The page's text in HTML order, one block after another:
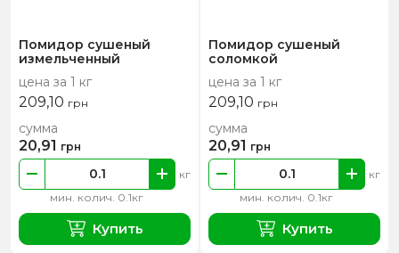
Помидор сушеный
измельченный
цена за 1 кг
209,10 грн
мин. колич. 0.1кг
кг
сумма
20,91 грн
Купить
Помидор сушеный
соломкой
цена за 1 кг
209,10 грн
мин. колич. 0.1кг
кг
сумма
20,91 грн
Купить